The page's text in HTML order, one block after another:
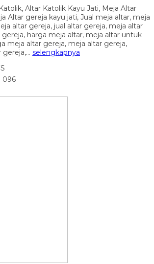
Altar Katolik Kayu Jati, Meja Altar
Altar gereja kayu jati, Jual meja altar, meja
altar gereja, jual altar gereja, meja altar
gereja, harga meja altar, meja altar untuk
meja altar gereja, meja altar gereja,
gereja,… selengkapnya
096